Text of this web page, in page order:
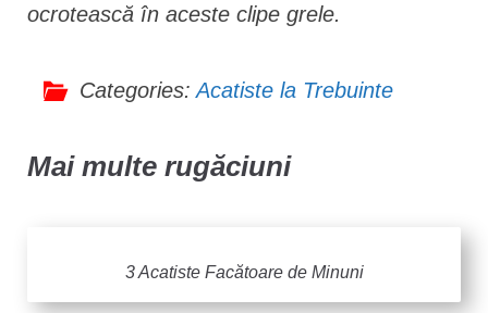
ocrotească în aceste clipe grele.
Categories:Acatiste la Trebuinte
Mai multe rugăciuni
3 Acatiste Facătoare de Minuni